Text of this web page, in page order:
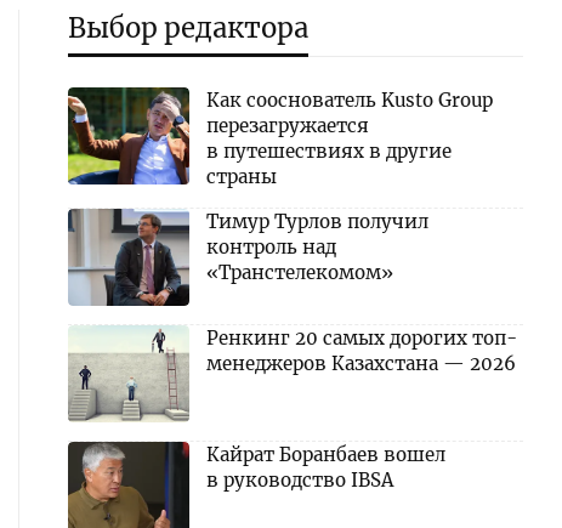
Выбор редактора
Как сооснователь Kusto Group
перезагружается
в путешествиях в другие
страны
Тимур Турлов получил
контроль над
«Транстелекомом»
Ренкинг 20 самых дорогих топ-
менеджеров Казахстана — 2026
Кайрат Боранбаев вошел
в руководство IBSA